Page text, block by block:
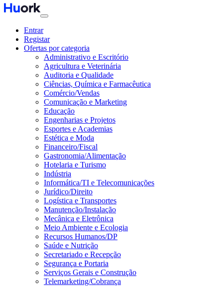
Entrar
Registar
Ofertas por categoria
Administrativo e Escritório
Agricultura e Veterinária
Auditoria e Qualidade
Ciências, Química e Farmacêutica
Comércio/Vendas
Comunicação e Marketing
Educação
Engenharias e Projetos
Esportes e Academias
Estética e Moda
Financeiro/Fiscal
Gastronomia/Alimentação
Hotelaria e Turismo
Indústria
Informática/TI e Telecomunicações
Jurídico/Direito
Logística e Transportes
Manutenção/Instalação
Mecânica e Eletrônica
Meio Ambiente e Ecologia
Recursos Humanos/DP
Saúde e Nutrição
Secretariado e Recepção
Segurança e Portaria
Serviços Gerais e Construção
Telemarketing/Cobrança